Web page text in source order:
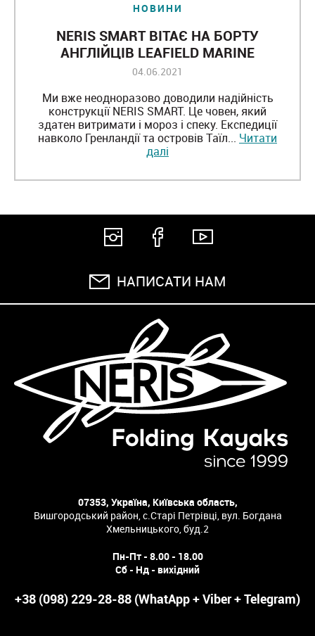
НОВИНИ
NERIS SMART ВІТАЄ НА БОРТУ
АНГЛІЙЦІВ LEAFIELD MARINE
04.06.2021
Ми вже неодноразово доводили надійність
конструкції NERIS SMART. Це човен, який
здатен витримати і мороз і спеку. Експедиції
навколо Гренландії та островів Таїл... Читати
далі
НАПИСАТИ НАМ
07353, Україна, Київська область,
Вишгородський район, с.Старі Петрівці, вул. Богдана
Хмельницького, буд.2
Пн-Пт - 8.00 - 18.00
Сб - Нд - вихідний
+38 (098) 229-28-88 (WhatApp + Viber + Telegram)